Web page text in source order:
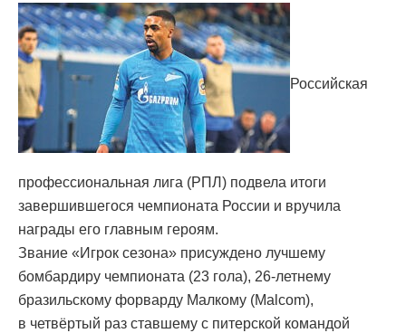
Российская
профессиональная лига (РПЛ) подвела итоги
завершившегося чемпионата России и вручила
награды его главным героям.
Звание «Игрок сезона» присуждено лучшему
бомбардиру чемпионата (23 гола), 26-летнему
бразильскому форварду Малкому (Malcom),
в четвёртый раз ставшему с питерской командой